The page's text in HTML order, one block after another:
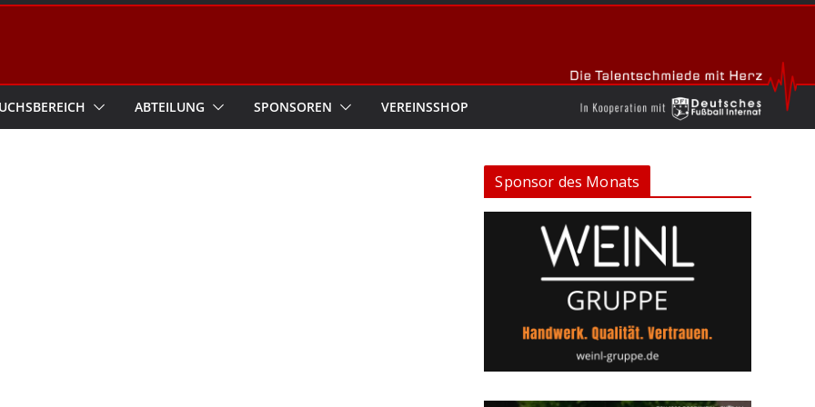
ABTEILUNG SPONSOREN VEREINSSHOP
Sponsor des Monats